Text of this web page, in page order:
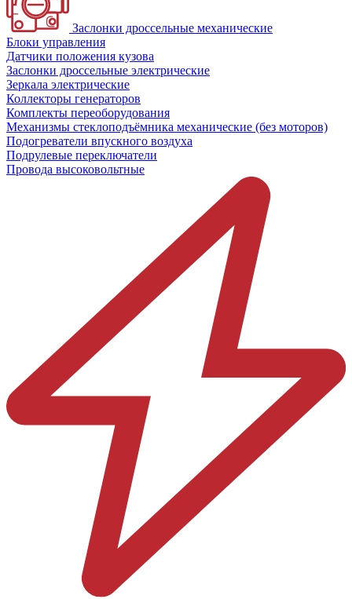
Заслонки дроссельные механические
Блоки управления
Датчики положения кузова
Заслонки дроссельные электрические
Зеркала электрические
Коллекторы генераторов
Комплекты переоборудования
Механизмы стеклоподъёмника механические (без моторов)
Подогреватели впускного воздуха
Подрулевые переключатели
Провода высоковольтные